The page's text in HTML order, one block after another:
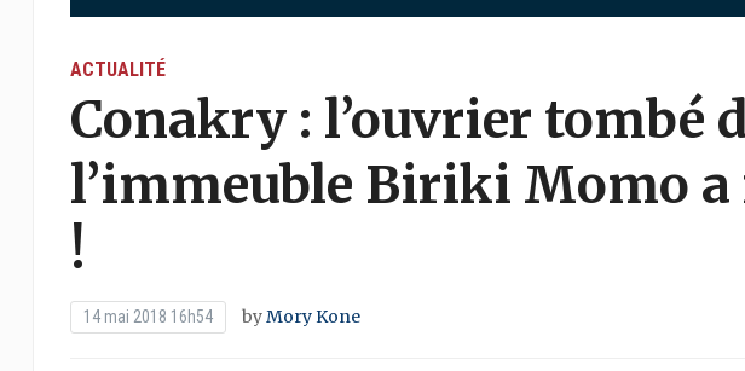
ACTUALITÉ
Conakry : l’ouvrier tombé
l’immeuble Biriki Momo a
!
14 mai 2018 16h54 byMory Kone